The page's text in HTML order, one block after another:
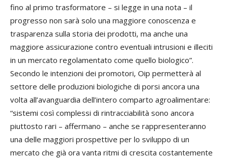
fino al primo trasformatore – si legge in una nota – il
progresso non sarà solo una maggiore conoscenza e
trasparenza sulla storia dei prodotti, ma anche una
maggiore assicurazione contro eventuali intrusioni e illeciti
in un mercato regolamentato come quello biologico”.
Secondo le intenzioni dei promotori, Oip permetterà al
settore delle produzioni biologiche di porsi ancora una
volta all’avanguardia dell’intero comparto agroalimentare:
“sistemi così complessi di rintracciabilità sono ancora
piuttosto rari – affermano – anche se rappresenteranno
una delle maggiori prospettive per lo sviluppo di un
mercato che già ora vanta ritmi di crescita costantemente